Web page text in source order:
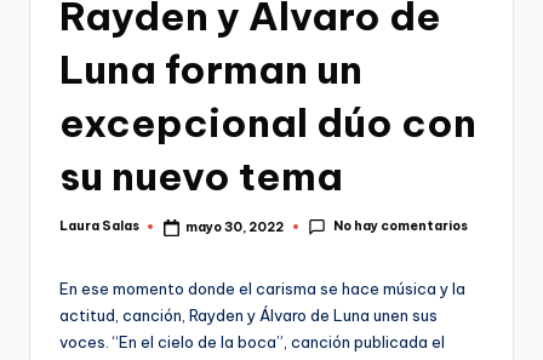
Rayden y Álvaro de
Luna forman un
excepcional dúo con
su nuevo tema
Publicado
Laura Salas mayo 30, 2022 No hay comentarios
En ese momento donde el carisma se hace música y la
actitud, canción, Rayden y Álvaro de Luna unen sus
voces. “En el cielo de la boca”, canción publicada el